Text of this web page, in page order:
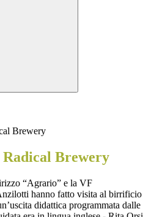
Brewery
Brewery
“Agrario” e la VF
hanno fatto visita al birrificio
didattica programmata dalle